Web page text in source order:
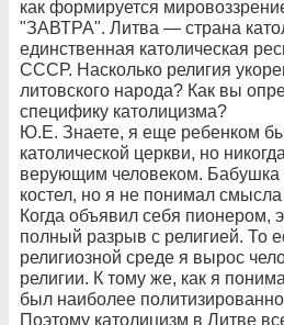
как формируется
"ЗАВТРА". Литва — страна
единственная католическая
СССР. Насколько религия
литовского народа? Как вы
специфику католицизма?
Ю.Е. Знаете, я еще ребенком
католической церкви, но
верующим человеком. Бабушка
костел, но я не понимал
Когда объявил себя пионером,
полный разрыв с религией. То
религиозной среде я вырос
религии. К тому же, как я
был наиболее
Поэтому католицизм в Литве